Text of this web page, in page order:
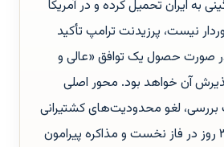
به ایران تحمیل کرده و در آمریکا
نیست، پرزیدنت ترامپ تأکید
صورت حصول یک توافق «عالی و
آن خواهد بود. محور اصلی
لغو محدودیت‌های کشتیرانی
در تنگه هرمز طی ۳۰ روز در فاز نخست و مذاکره پیرامون